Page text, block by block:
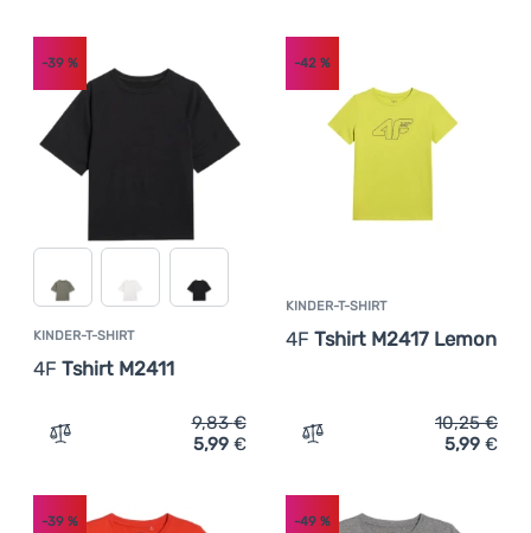
KINDER-T-SHIRT
4F Tshirt M2411
-39 %
Zum Vergleich 'Kinder-T-Shirt 4F Tshirt M2411'
9,83€
5,99 €
KINDER-T-SHIRT
4F Tshirt M2417 Lemon
-42%
Zum Vergleich 'Kinder-T-
10,25€
5,99 €
-39 % -49%